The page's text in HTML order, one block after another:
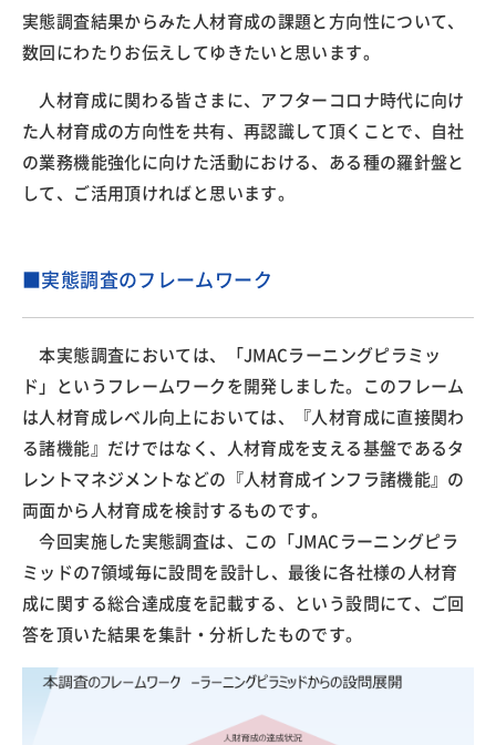
実態調査結果からみた人材育成の課題と方向性について、
数回にわたりお伝えしてゆきたいと思います。
人材育成に関わる皆さまに、アフターコロナ時代に向け
た人材育成の方向性を共有、再認識して頂くことで、自社
の業務機能強化に向けた活動における、ある種の羅針盤と
して、ご活用頂ければと思います。
■実態調査のフレームワーク
本実態調査においては、「JMACラーニングピラミッ
ド」というフレームワークを開発しました。このフレーム
は人材育成レベル向上においては、『人材育成に直接関わ
る諸機能』だけではなく、人材育成を支える基盤であるタ
レントマネジメントなどの『人材育成インフラ諸機能』の
両面から人材育成を検討するものです。
今回実施した実態調査は、この「JMACラーニングピラ
ミッドの7領域毎に設問を設計し、最後に各社様の人材育
成に関する総合達成度を記載する、という設問にて、ご回
答を頂いた結果を集計・分析したものです。